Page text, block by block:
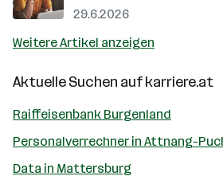
29.6.2026
Weitere Artikel anzeigen
Aktuelle Suchen aufkarriere.at
Raiffeisenbank Burgenland
Personalverrechner in Attnang-
Data in Mattersburg